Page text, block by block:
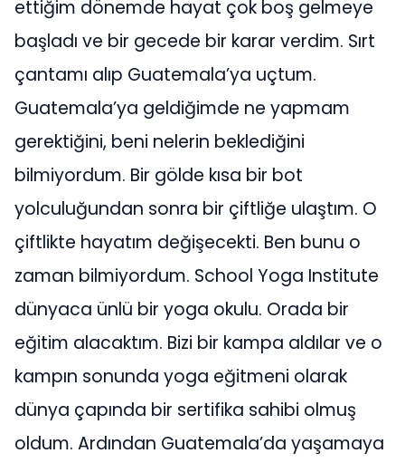
ettiğim dönemde hayat çok boş gelmeye
başladı ve bir gecede bir karar verdim. Sırt
çantamı alıp Guatemala’ya uçtum.
Guatemala’ya geldiğimde ne yapmam
gerektiğini, beni nelerin beklediğini
bilmiyordum. Bir gölde kısa bir bot
yolculuğundan sonra bir çiftliğe ulaştım. O
çiftlikte hayatım değişecekti. Ben bunu o
zaman bilmiyordum. School Yoga Institute
dünyaca ünlü bir yoga okulu. Orada bir
eğitim alacaktım. Bizi bir kampa aldılar ve o
kampın sonunda yoga eğitmeni olarak
dünya çapında bir sertifika sahibi olmuş
oldum. Ardından Guatemala’da yaşamaya